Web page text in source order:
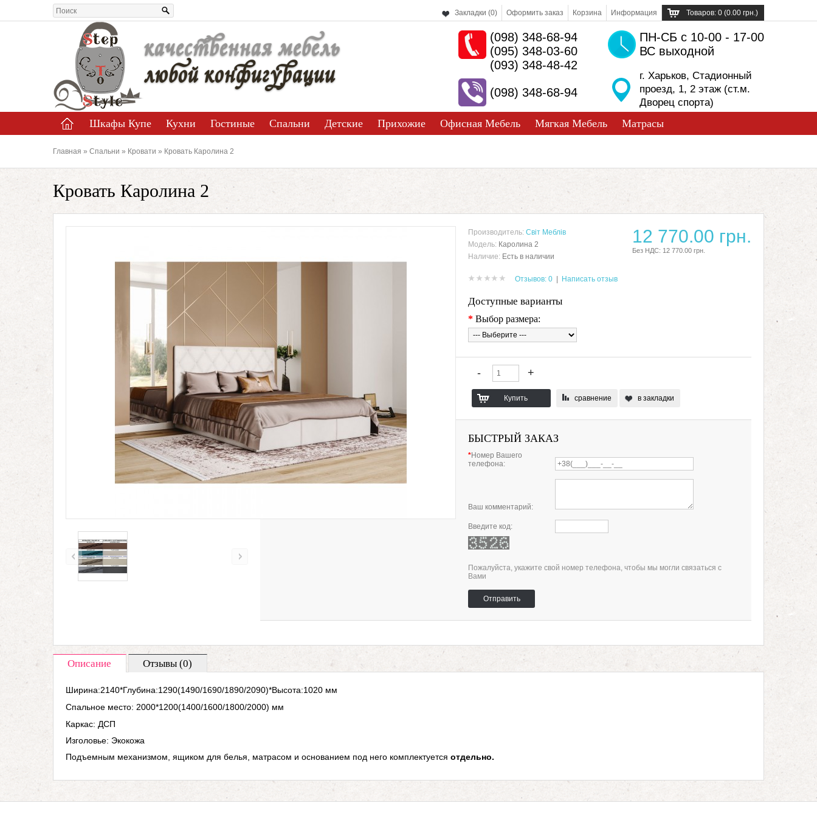
Товаров: 0 (0.00 грн.)
Информация
Корзина
Оформить заказ
Закладки (0)
ПН-СБ с 10-00 - 17-00
ВС выходной
г. Харьков, Стадионный
проезд, 1, 2 этаж (ст.м.
Дворец спорта)
(098) 348-68-94
(095) 348-03-60
(093) 348-48-42
(098) 348-68-94
качественная мебель
любой конфигурации
Шкафы Купе Кухни Гостиные Спальни Детские Прихожие Офисная Мебель Мягкая Мебель Матрасы
Главная » Спальни » Кровати » Кровать Каролина 2
Кровать Каролина 2
12 770.00 грн.
Без НДС: 12 770.00 грн.
Производитель: Світ Меблів
Модель: Каролина 2
Наличие: Есть в наличии
Отзывов: 0 | Написать отзыв
Доступные варианты
* Выбор размера:
сравнение в закладки
БЫСТРЫЙ ЗАКАЗ
*Номер Вашего
телефона:
Ваш комментарий:
Введите код:
Пожалуйста, укажите свой номер телефона, чтобы мы могли связаться с
Вами
Отправить
Описание Отзывы (0)
Ширина:2140*Глубина:1290(1490/1690/1890/2090)*Высота:1020 мм
Спальное место: 2000*1200(1400/1600/1800/2000) мм
Каркас: ДСП
Изголовье: Экокожа
Подъемным механизмом, ящиком для белья, матрасом и основанием под него комплектуется отдельно.